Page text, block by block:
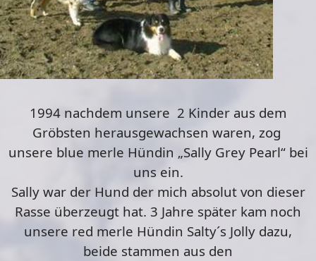
1994 nachdem unsere 2 Kinder aus dem
Gröbsten herausgewachsen waren, zog
unsere blue merle Hündin „Sally Grey Pearl“ bei
uns ein.
Sally war der Hund der mich absolut von dieser
Rasse überzeugt hat. 3 Jahre später kam noch
unsere red merle Hündin Salty´s Jolly dazu,
beide stammen aus den